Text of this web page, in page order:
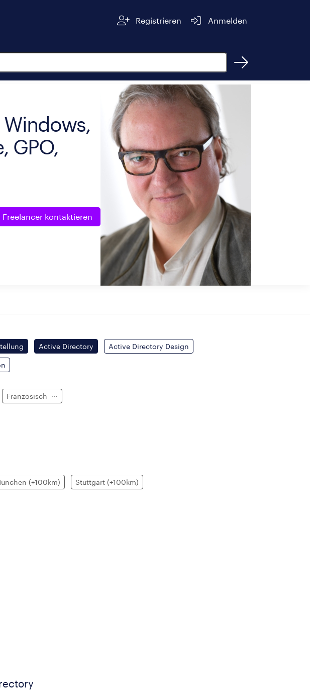
Registrieren Anmelden
GPO,
Freelancer kontaktieren
Active Directory Active Directory Design
Französisch
(+100km) Stuttgart (+100km)